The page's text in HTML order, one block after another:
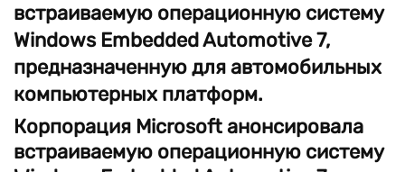
встраиваемую операционную систему
Windows Embedded Automotive 7,
предназначенную для автомобильных
компьютерных платформ.
Корпорация Microsoft анонсировала
встраиваемую операционную систему